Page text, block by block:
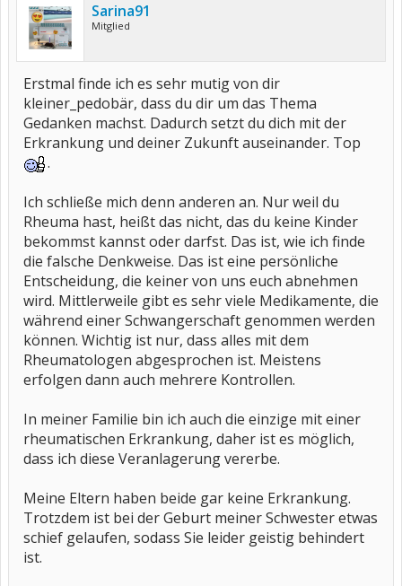
Sarina91
Mitglied
Erstmal finde ich es sehr mutig von dir
kleiner_pedobär, dass du dir um das Thema
Gedanken machst. Dadurch setzt du dich mit der
Erkrankung und deiner Zukunft auseinander. Top
.
Ich schließe mich denn anderen an. Nur weil du
Rheuma hast, heißt das nicht, das du keine Kinder
bekommst kannst oder darfst. Das ist, wie ich finde
die falsche Denkweise. Das ist eine persönliche
Entscheidung, die keiner von uns euch abnehmen
wird. Mittlerweile gibt es sehr viele Medikamente, die
während einer Schwangerschaft genommen werden
können. Wichtig ist nur, dass alles mit dem
Rheumatologen abgesprochen ist. Meistens
erfolgen dann auch mehrere Kontrollen.
In meiner Familie bin ich auch die einzige mit einer
rheumatischen Erkrankung, daher ist es möglich,
dass ich diese Veranlagerung vererbe.
Meine Eltern haben beide gar keine Erkrankung.
Trotzdem ist bei der Geburt meiner Schwester etwas
schief gelaufen, sodass Sie leider geistig behindert
ist.